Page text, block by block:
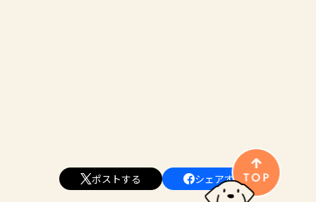
ポストする シェアする